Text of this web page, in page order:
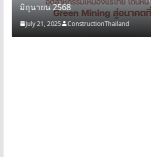
มิถุนายน 2568
July 21, 2025 ConstructionThailand